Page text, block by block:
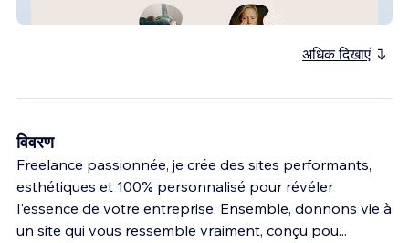
अधिक दिखाएं
विवरण
Freelance passionnée, je crée des sites performants,
esthétiques et 100% personnalisé pour révéler
l'essence de votre entreprise. Ensemble, donnons vie à
un site qui vous ressemble vraiment, conçu pou...